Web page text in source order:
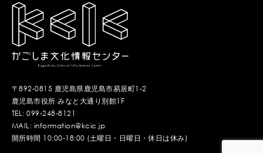
〒892-0815 鹿児島県鹿児島市易居町1-2
鹿児島市役所 みなと大通り別館1F
TEL: 099-248-8121
MAIL: information@kcic.jp
開所時間 10:00-18:00 (土曜日・日曜日・休日は休み)